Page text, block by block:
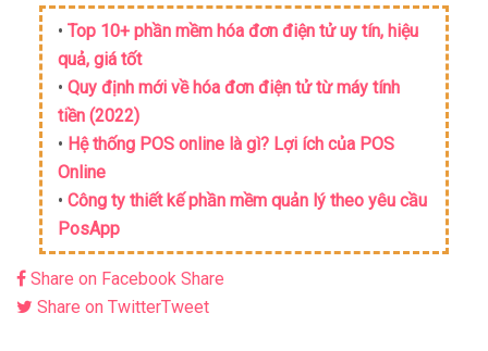
•Top 10+ phần mềm hóa đơn điện tử uy tín, hiệu
quả, giá tốt
•Quy định mới về hóa đơn điện tử từ máy tính
tiền (2022)
• Hệ thống POS online là gì? Lợi ích của POS
Online
•Công ty thiết kế phần mềm quản lý theo yêu cầu
PosApp
Share on Facebook Share
Share on TwitterTweet